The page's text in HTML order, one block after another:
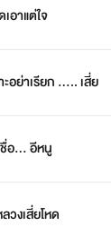
4 ไอ้โหดเอาแต่ใจ
ะอย่าเรียก ..... เสี่ย
: 6 ผัวมีชื่อ... อีหนู
: 7 เมียหลวงเสี่ยโหด